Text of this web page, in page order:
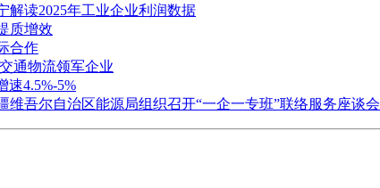
解读2025年工业企业利润数据
质增效
合作
通物流领军企业
速4.5%-5%
维吾尔自治区能源局组织召开“一企一专班”联络服务座谈会